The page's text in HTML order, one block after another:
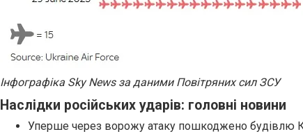
Інфографіка Sky News за даними Повітряних сил ЗСУ
Наслідки російських ударів: головні новини
Уперше через ворожу атаку пошкоджено будівлю